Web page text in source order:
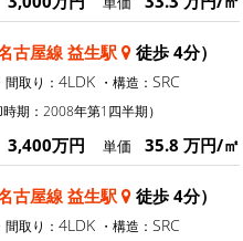
古屋線 益生駅 徒歩 4分）
間取り： 4LDK ・構造： SRC
時期：2008年第1四半期）
3,400万円 単価 35.8 万円/㎡
古屋線 益生駅 徒歩 4分）
間取り： 4LDK ・構造： SRC